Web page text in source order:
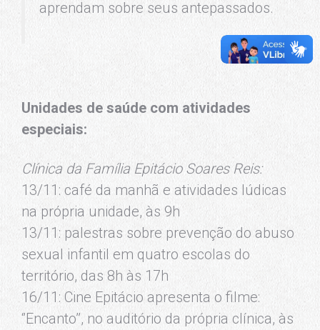
aprendam sobre seus antepassados.
Unidades de saúde com atividades
especiais:
Clínica da Família Epitácio Soares Reis:
13/11: café da manhã e atividades lúdicas
na própria unidade, às 9h
13/11: palestras sobre prevenção do abuso
sexual infantil em quatro escolas do
território, das 8h às 17h
16/11: Cine Epitácio apresenta o filme:
‘’Encanto’’, no auditório da própria clínica, às